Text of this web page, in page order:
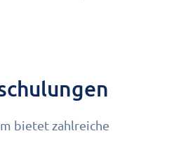
bietet zahlreiche